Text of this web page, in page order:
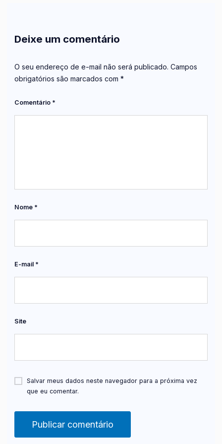
Deixe um comentário
O seu endereço de e-mail não será publicado. Campos
obrigatórios são marcados com *
Comentário *
Nome *
E-mail *
Site
Salvar meus dados neste navegador para a próxima vez
que eu comentar.